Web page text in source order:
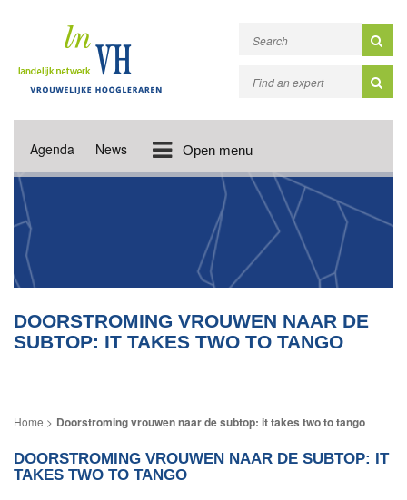
Agenda News Open menu
DOORSTROMING VROUWEN NAAR DE
SUBTOP: IT TAKES TWO TO TANGO
Doorstroming vrouwen naar de subtop: it takes two to tango
DOORSTROMING VROUWEN NAAR DE SUBTOP: IT
TAKES TWO TO TANGO